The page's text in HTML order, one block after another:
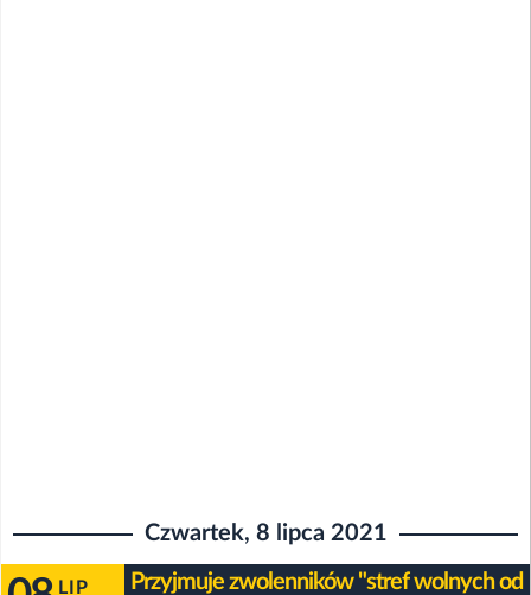
Czwartek, 8 lipca 2021
LIP
Przyjmuje zwolenników "stref wolnych od